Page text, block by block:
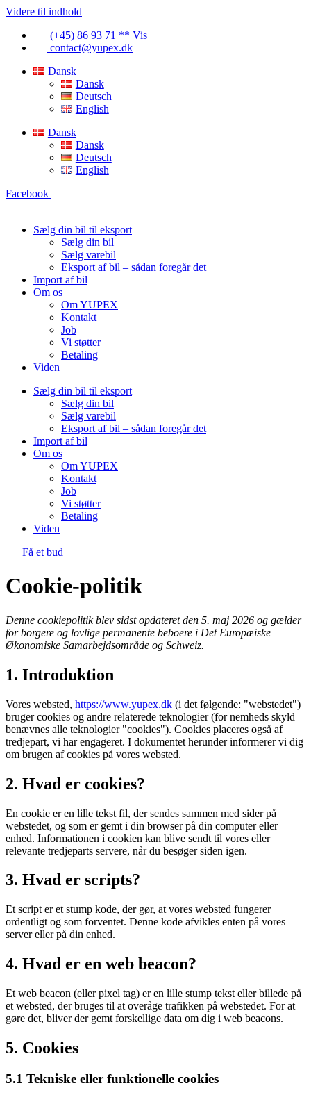
Videre til indhold
(+45) 86 93 71 ** Vis
contact@yupex.dk
Dansk
Dansk
Deutsch
English
Dansk
Dansk
Deutsch
English
Facebook
Sælg din bil til eksport
Sælg din bil
Sælg varebil
Eksport af bil – sådan foregår det
Import af bil
Om os
Om YUPEX
Kontakt
Job
Vi støtter
Betaling
Viden
Sælg din bil til eksport
Sælg din bil
Sælg varebil
Eksport af bil – sådan foregår det
Import af bil
Om os
Om YUPEX
Kontakt
Job
Vi støtter
Betaling
Viden
Få et bud
Cookie-politik
Denne cookiepolitik blev sidst opdateret den 5. maj 2026 og gælder
for borgere og lovlige permanente beboere i Det Europæiske
Økonomiske Samarbejdsområde og Schweiz.
1. Introduktion
Vores websted, https://www.yupex.dk (i det følgende: "webstedet")
bruger cookies og andre relaterede teknologier (for nemheds skyld
benævnes alle teknologier "cookies"). Cookies placeres også af
tredjepart, vi har engageret. I dokumentet herunder informerer vi dig
om brugen af ​​cookies på vores websted.
2. Hvad er cookies?
En cookie er en lille tekst fil, der sendes sammen med sider på
webstedet, og som er gemt i din browser på din computer eller
enhed. Informationen i cookien kan blive sendt til vores eller
relevante tredjeparts servere, når du besøger siden igen.
3. Hvad er scripts?
Et script er et stump kode, der gør, at vores websted fungerer
ordentligt og som forventet. Denne kode afvikles enten på vores
server eller på din enhed.
4. Hvad er en web beacon?
Et web beacon (eller pixel tag) er en lille stump tekst eller billede på
et websted, der bruges til at overåge trafikken på webstedet. For at
gøre det, bliver der gemt forskellige data om dig i web beacons.
5. Cookies
5.1 Tekniske eller funktionelle cookies